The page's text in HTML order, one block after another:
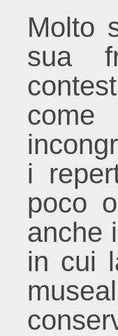
Molto
sua
i
poco
anche
in cui